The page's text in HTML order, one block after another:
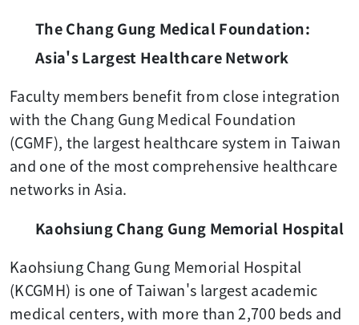
The Chang Gung Medical Foundation:
Asia's Largest Healthcare Network
Faculty members benefit from close integration
with the Chang Gung Medical Foundation
(CGMF), the largest healthcare system in Taiwan
and one of the most comprehensive healthcare
networks in Asia.
Kaohsiung Chang Gung Memorial Hospital
Kaohsiung Chang Gung Memorial Hospital
(KCGMH) is one of Taiwan's largest academic
medical centers, with more than 2,700 beds and